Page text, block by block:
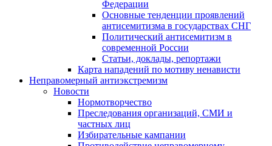
Федерации
Основные тенденции проявлений
антисемитизма в государствах СНГ
Политический антисемитизм в
современной России
Статьи, доклады, репортажи
Карта нападений по мотиву ненависти
Неправомерный антиэкстремизм
Новости
Нормотворчество
Преследования организаций, СМИ и
частных лиц
Избирательные кампании